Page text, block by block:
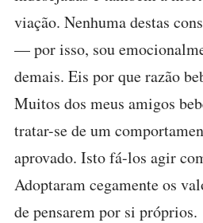
viação. Nenhuma destas
— por isso, sou
demais. Eis por que razão
Muitos dos meus amigos
tratar-se de um
aprovado. Isto fá-los agir
Adoptaram cegamente os
de pensarem por si próprios.